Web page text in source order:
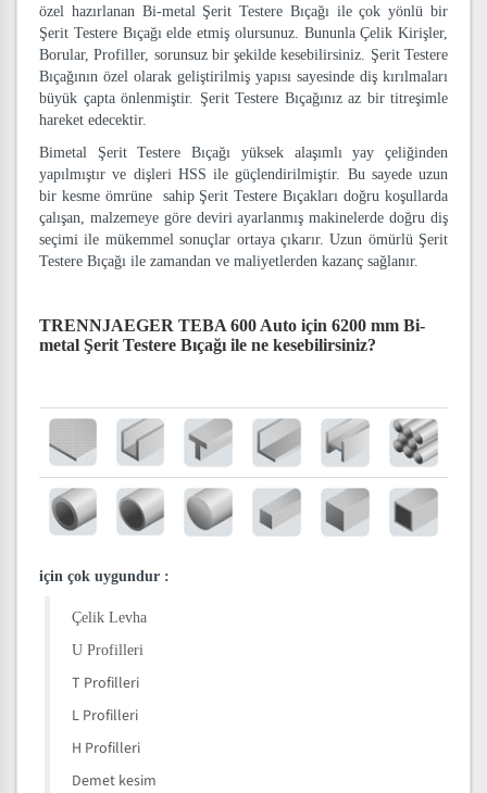
özel hazırlanan Bi-metal Şerit Testere Bıçağı ile çok yönlü bir
Şerit Testere Bıçağı elde etmiş olursunuz. Bununla Çelik Kirişler,
Borular, Profiller, sorunsuz bir şekilde kesebilirsiniz. Şerit Testere
Bıçağının özel olarak geliştirilmiş yapısı sayesinde diş kırılmaları
büyük çapta önlenmiştir. Şerit Testere Bıçağınız az bir titreşimle
hareket edecektir.
Bimetal Şerit Testere Bıçağı yüksek alaşımlı yay çeliğinden
yapılmıştır ve dişleri HSS ile güçlendirilmiştir. Bu sayede uzun
bir kesme ömrüne sahip Şerit Testere Bıçakları doğru koşullarda
çalışan, malzemeye göre deviri ayarlanmış makinelerde doğru diş
seçimi ile mükemmel sonuçlar ortaya çıkarır. Uzun ömürlü Şerit
Testere Bıçağı ile zamandan ve maliyetlerden kazanç sağlanır.
TRENNJAEGER TEBA 600 Auto için 6200 mm Bi-
metal Şerit Testere Bıçağı ile ne kesebilirsiniz?
için çok uygundur :
Çelik Levha
U Profilleri
T Profilleri
L Profilleri
H Profilleri
Demet kesim